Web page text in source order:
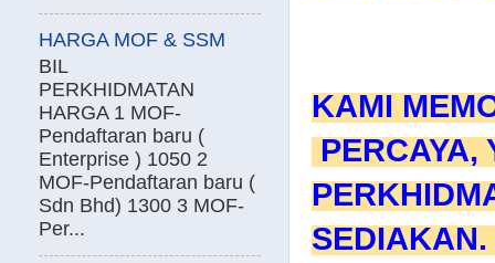
KAMI
HARGA MOF & SSM
BIL
PERKHIDMATAN
HARGA 1 MOF-
Pendaftaran baru (
Enterprise ) 1050 2
MOF-Pendaftaran baru (
Sdn Bhd) 1300 3 MOF-
Per...